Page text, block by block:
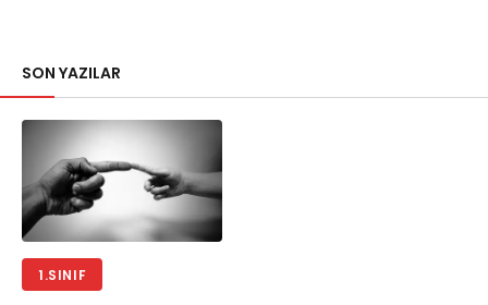
SON YAZILAR
1.SINIF